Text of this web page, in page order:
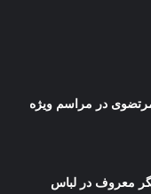
در مراسم ویژه
معروف در لباس